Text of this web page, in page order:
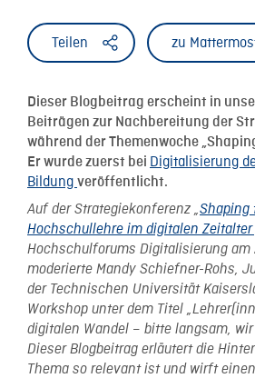
Teilen zu
Dieser Blogbeitrag erscheint in
Beiträgen zur Nachbereitung der
während der Themenwoche
Er wurde zuerst bei Digitalisierung
Bildung veröffentlicht.
Auf der Strategiekonferenz „Shaping
Hochschullehre im digitalen
Hochschulforums Digitalisierung am
moderierte Mandy Schiefner-Rohs,
der Technischen Universität
Workshop unter dem Titel
digitalen Wandel – bitte langsam, wir
Dieser Blogbeitrag erläutert die
Thema so relevant ist und wirft